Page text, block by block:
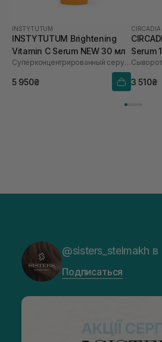
INSTYTUTUM
INSTYTUTUM Brightening
Vitamin C Serum NEW 30 мл
Суперконцентрированный серум с витамином С
5 950₴
CIRCADIA
Serum
3 510₴
@sisters_stelmakh в
Подписаться